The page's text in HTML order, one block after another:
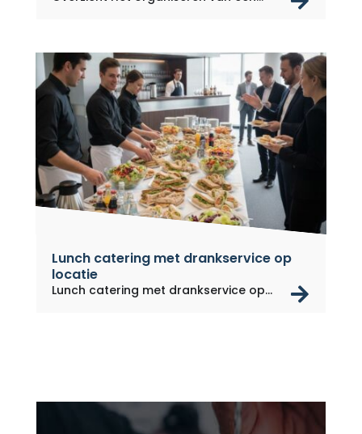
Lunch catering met drankservice op
locatie
Lunch catering met drankservice op...